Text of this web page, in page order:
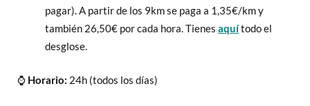
pagar). A partir de los 9km se paga a 1,35€/km y
también 26,50€ por cada hora. Tienes aquítodo el
desglose.
⌚ Horario: 24h (todos los días)